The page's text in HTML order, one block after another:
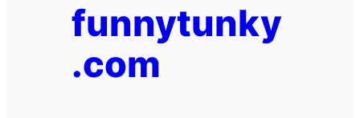
funnytunky
.com